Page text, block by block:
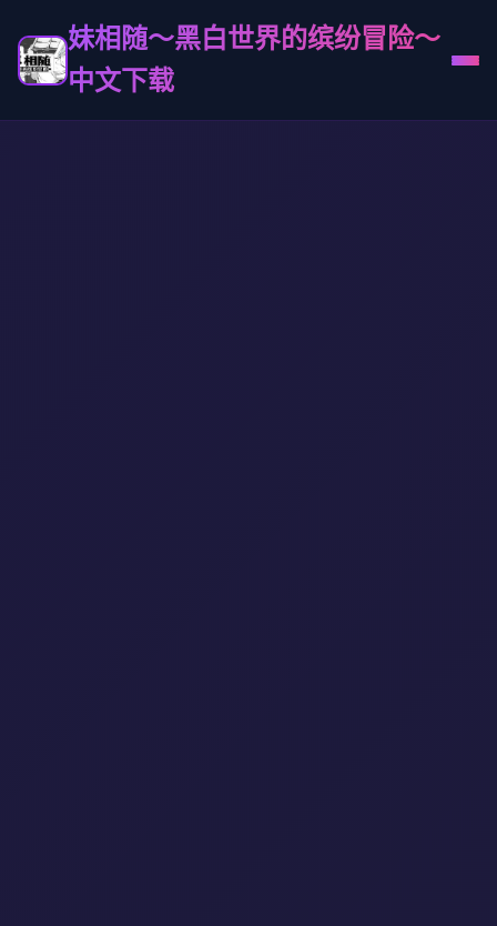
妹相随～黑白世界的缤纷冒险～
中文下载